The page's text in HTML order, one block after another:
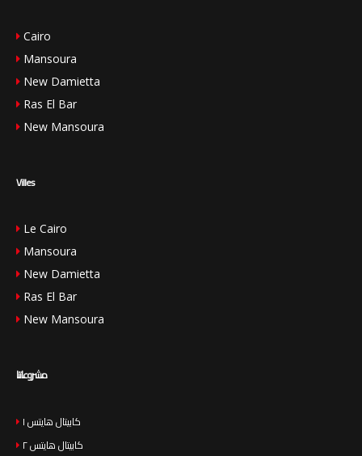
Cairo
Mansoura
New Damietta
Ras El Bar
New Mansoura
Villes
Le Cairo
Mansoura
New Damietta
Ras El Bar
New Mansoura
مشروعاتنا
كابيتال هايتس ١
كابيتال هايتس ٢